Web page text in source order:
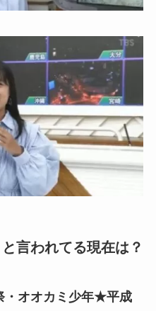
言われてる現在は？
・オオカミ少年★平成